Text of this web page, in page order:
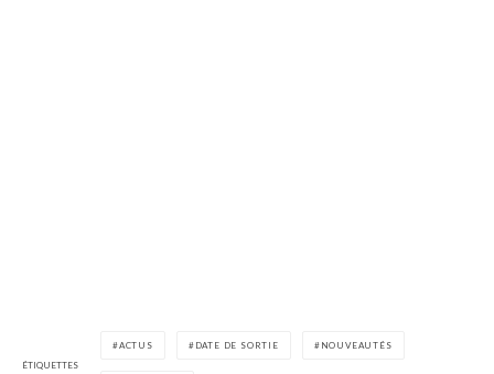
ÉTIQUETTES
ACTUS DATE DE SORTIE NOUVEAUTÉS